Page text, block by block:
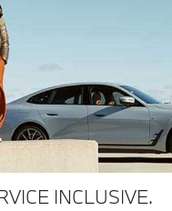
INCLUSIVE.